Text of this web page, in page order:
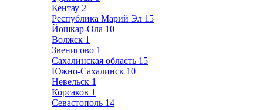
Кентау 2
Республика Марий Эл 15
Йошкар-Ола 10
Волжск 1
Звенигово 1
Сахалинская область 15
Южно-Сахалинск 10
Невельск 1
Корсаков 1
Севастополь 14